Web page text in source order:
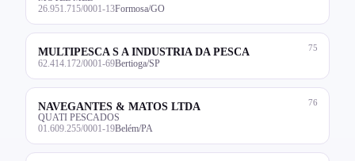
26.951.715/0001-13Formosa/GO
75
MULTIPESCA S A INDUSTRIA DA PESCA
62.414.172/0001-69Bertioga/SP
76
NAVEGANTES & MATOS LTDA
QUATI PESCADOS
01.609.255/0001-19Belém/PA